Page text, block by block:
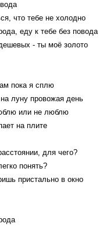
что тебе не холодно
еду к тебе без повода
- ты моё золото
пока я сплю
луну провожая день
или не люблю
на плите
для чего?
понять?
пристально в окно